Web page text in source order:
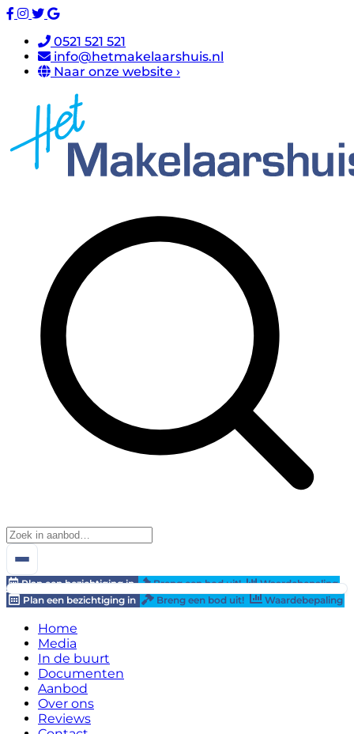
0521 521 521
info@hetmakelaarshuis.nl
Naar onze website ›
Plan een bezichtiging in Breng een bod uit!
Waardebepaling
Plan een bezichtiging in
Breng een bod uit! Waardebepaling
Home
Media
In de buurt
Documenten
Aanbod
Over ons
Reviews